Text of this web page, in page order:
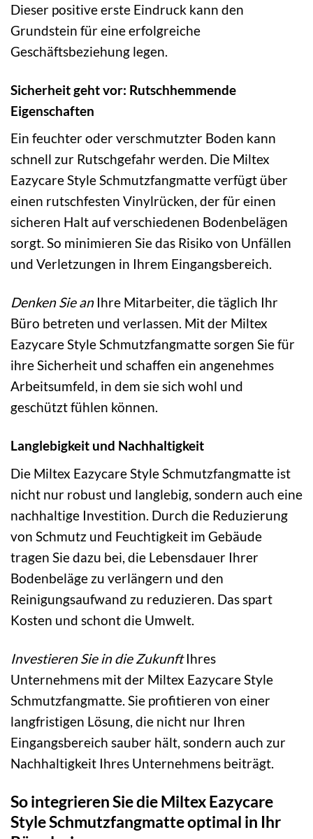
Dieser positive erste Eindruck kann den
Grundstein für eine erfolgreiche
Geschäftsbeziehung legen.
Sicherheit geht vor: Rutschhemmende
Eigenschaften
Ein feuchter oder verschmutzter Boden kann
schnell zur Rutschgefahr werden. Die Miltex
Eazycare Style Schmutzfangmatte verfügt über
einen rutschfesten Vinylrücken, der für einen
sicheren Halt auf verschiedenen Bodenbelägen
sorgt. So minimieren Sie das Risiko von Unfällen
und Verletzungen in Ihrem Eingangsbereich.
Denken Sie anIhre Mitarbeiter, die täglich Ihr
Büro betreten und verlassen. Mit der Miltex
Eazycare Style Schmutzfangmatte sorgen Sie für
ihre Sicherheit und schaffen ein angenehmes
Arbeitsumfeld, in dem sie sich wohl und
geschützt fühlen können.
Langlebigkeit und Nachhaltigkeit
Die Miltex Eazycare Style Schmutzfangmatte ist
nicht nur robust und langlebig, sondern auch eine
nachhaltige Investition. Durch die Reduzierung
von Schmutz und Feuchtigkeit im Gebäude
tragen Sie dazu bei, die Lebensdauer Ihrer
Bodenbeläge zu verlängern und den
Reinigungsaufwand zu reduzieren. Das spart
Kosten und schont die Umwelt.
Investieren Sie in die ZukunftIhres
Unternehmens mit der Miltex Eazycare Style
Schmutzfangmatte. Sie profitieren von einer
langfristigen Lösung, die nicht nur Ihren
Eingangsbereich sauber hält, sondern auch zur
Nachhaltigkeit Ihres Unternehmens beiträgt.
So integrieren Sie die Miltex Eazycare
Style Schmutzfangmatte optimal in Ihr